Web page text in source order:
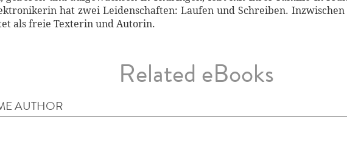
hat zwei Leidenschaften: Laufen und Schreiben.
als freie Texterin und Autorin.
Related eBooks
AUTHOR